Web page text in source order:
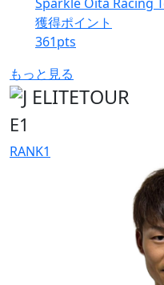
獲得ポイント
361pts
もっと見る
E1
RANK1